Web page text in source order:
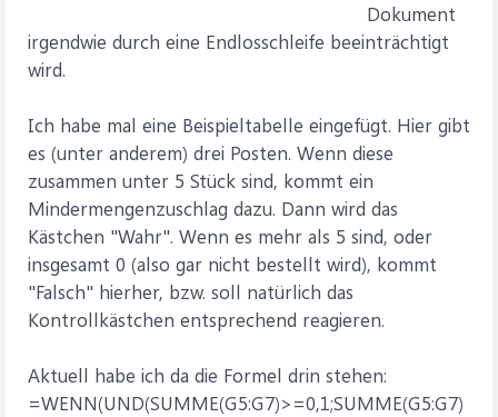
Dokument
irgendwie durch eine Endlosschleife beeinträchtigt
wird.
Ich habe mal eine Beispieltabelle eingefügt. Hier gibt
es (unter anderem) drei Posten. Wenn diese
zusammen unter 5 Stück sind, kommt ein
Mindermengenzuschlag dazu. Dann wird das
Kästchen "Wahr". Wenn es mehr als 5 sind, oder
insgesamt 0 (also gar nicht bestellt wird), kommt
"Falsch" hierher, bzw. soll natürlich das
Kontrollkästchen entsprechend reagieren.
Aktuell habe ich da die Formel drin stehen:
=WENN(UND(SUMME(G5:G7)>=0,1;SUMME(G5:G7)